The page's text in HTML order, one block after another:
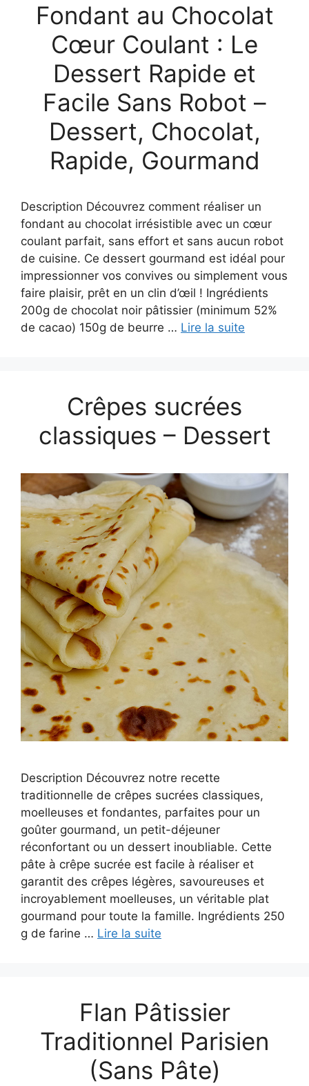
Fondant au Chocolat
Cœur Coulant : Le
Dessert Rapide et
Facile Sans Robot –
Dessert, Chocolat,
Rapide, Gourmand
Description Découvrez comment réaliser un
fondant au chocolat irrésistible avec un cœur
coulant parfait, sans effort et sans aucun robot
de cuisine. Ce dessert gourmand est idéal pour
impressionner vos convives ou simplement vous
faire plaisir, prêt en un clin d’œil ! Ingrédients
200g de chocolat noir pâtissier (minimum 52%
de cacao) 150g de beurre … Lire la suite
Crêpes sucrées
classiques – Dessert
Description Découvrez notre recette
traditionnelle de crêpes sucrées classiques,
moelleuses et fondantes, parfaites pour un
goûter gourmand, un petit-déjeuner
réconfortant ou un dessert inoubliable. Cette
pâte à crêpe sucrée est facile à réaliser et
garantit des crêpes légères, savoureuses et
incroyablement moelleuses, un véritable plat
gourmand pour toute la famille. Ingrédients 250
g de farine … Lire la suite
Flan Pâtissier
Traditionnel Parisien
(Sans Pâte)